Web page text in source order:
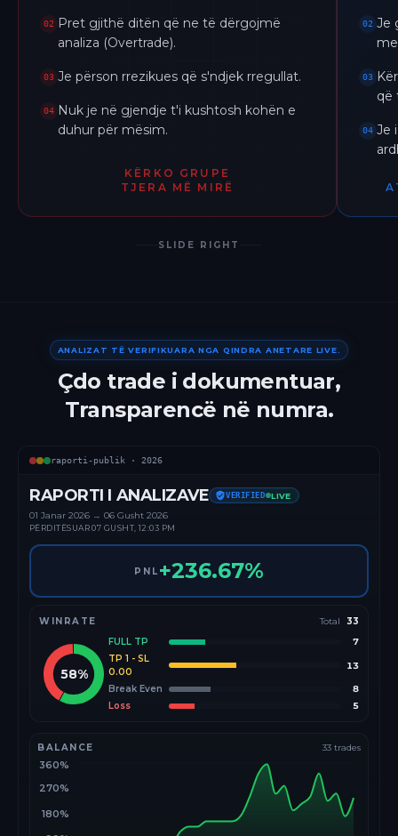
02
Pret gjithë ditën që ne të dërgojmë
analiza (Overtrade).
03 Je përson rrezikues që s'ndjek rregullat.
04 Nuk je në gjendje t'i kushtosh kohën e
duhur për mësim.
KËRKO GRUPE
TJERA MË MIRË
02 Je
03
që
04 Je
SLIDE RIGHT
ANALIZAT TË VERIFIKUARA NGA QINDRA ANETARE LIVE.
Çdo trade i dokumentuar,
Transparencë në numra.
raporti-publik · 2026
RAPORTI I ANALIZAVE VERIFIED LIVE
01 Janar 2026 → 06 Gusht 2026
PËRDITËSUAR07 GUSHT, 12:03 PM
PNL +236.67%
WINRATE Total 33
58%
FULL TP
7
TP 1 - SL
0.00
13
Break Even
8
Loss
5
BALANCE 33 trades
180%
270%
360%